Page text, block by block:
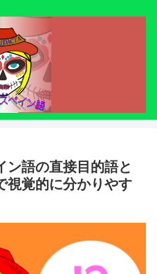
ン語の直接目的語と
視覚的に分かりやす